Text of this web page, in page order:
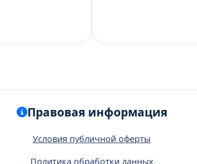
Правовая информация
Условия публичной оферты
Политика обработки данных